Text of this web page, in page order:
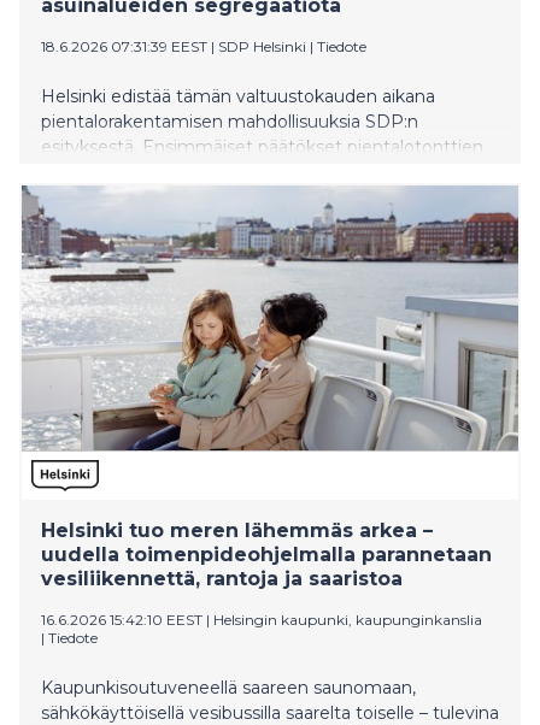
asuinalueiden segregaatiota
18.6.2026 07:31:39 EEST | SDP Helsinki | Tiedote
Helsinki edistää tämän valtuustokauden aikana
pientalorakentamisen mahdollisuuksia SDP:n
esityksestä. Ensimmäiset päätökset pientalotonttien
kaupunkiympäristölautakunnassa. Pientaloalueilla on
aiemmin torjuttu toimivasti segregaatiota esimerkiksi
Myllypurossa.
Helsinki tuo meren lähemmäs arkea –
uudella toimenpideohjelmalla parannetaan
vesiliikennettä, rantoja ja saaristoa
16.6.2026 15:42:10 EEST | Helsingin kaupunki, kaupunginkanslia
| Tiedote
Kaupunkisoutuveneellä saareen saunomaan,
sähkökäyttöisellä vesibussilla saarelta toiselle – tulevina